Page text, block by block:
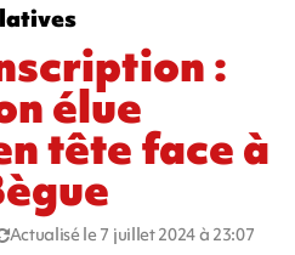
:
élue
tête face à
Actualisé le 7 juillet 2024 à 23:07